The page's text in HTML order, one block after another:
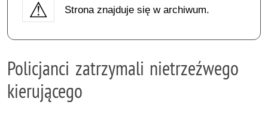
Strona znajduje się w archiwum.
Policjanci zatrzymali nietrzeźwego
kierującego